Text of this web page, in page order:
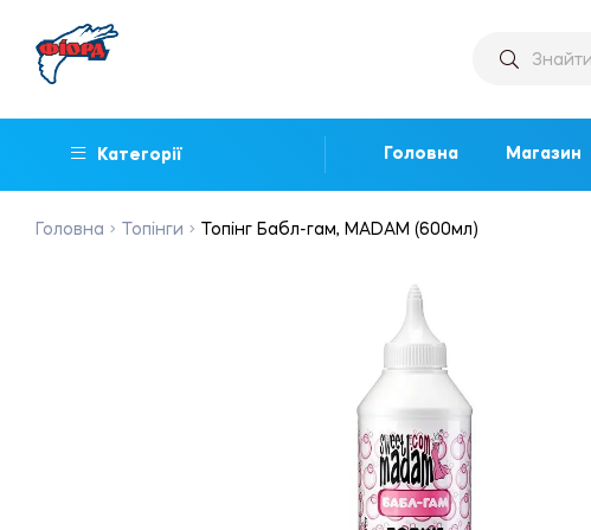
Категорії Головна Магазин
Головна Топінги Топінг Бабл-гам, MADAM (600мл)